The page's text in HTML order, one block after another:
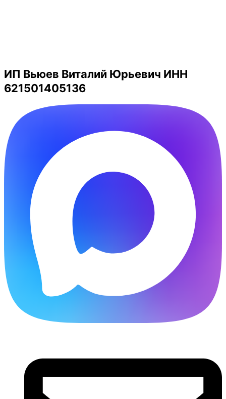
ИП Вьюев Виталий Юрьевич ИНН
621501405136